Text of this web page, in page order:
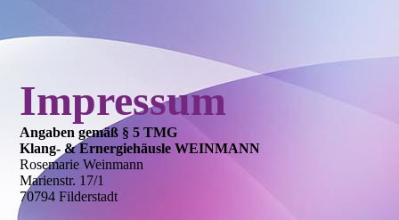
Impressum
Angaben gemäß § 5 TMG
Klang- & Ernergiehäusle WEINMANN
Rosemarie Weinmann
Marienstr. 17/1
70794 Filderstadt